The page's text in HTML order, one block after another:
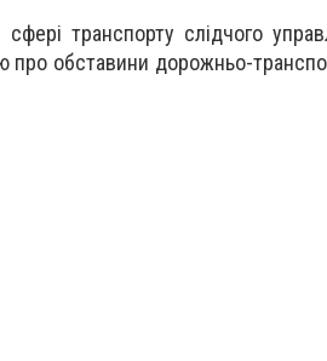
сфері транспорту слідчого
про обставини дорожньо-